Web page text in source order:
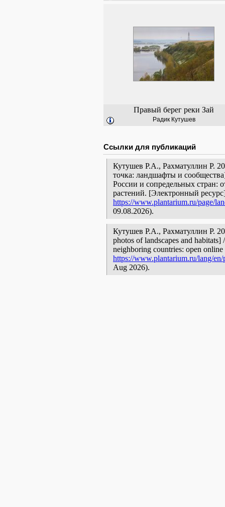
Правый берег реки Зай
Радик Кутушев
Ссылки для публикаций
Кутушев Р.А., Рахматуллин Р.
точка: ландшафты и
России и сопредельных стран:
растений. [Электронный
https://www.plantarium.ru/page/
09.08.2026).
Кутушев Р.А., Рахматуллин Р.
photos of landscapes and
neighboring countries: open
https://www.plantarium.ru/lang/
Aug 2026).